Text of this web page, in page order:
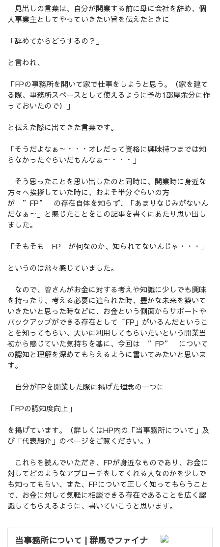
見出しの言葉は、自分が開業する前に母に会社を辞め、個
人事業主としてやっていきたい旨を伝えたときに
「辞めてからどうするの？」
と言われ、
「FPの事務所を開いて家で仕事をしようと思う。（家を建て
る際、事務所スペースとして使えるように予め1部屋余分に作
っておいたので）」
と伝えた際に出てきた言葉です。
「そうだよなぁ～・・・オレだって資格に興味持つまでは知
らなかったぐらいだもんなぁ～・・・」
そう思ったことを思い出したのと同時に、開業時に身近な
方々へ挨拶していた時に、およそ半分ぐらいの方
が ”FP” の存在自体を知らず、「あまりなじみがないん
だなぁ～」と感じたことをこの記事を書くにあたり思い出し
ました。
「そもそも FP が何なのか、知られてないんじゃ・・・」
というのは常々感じていました。
なので、皆さんがお金に対する考えや知識に少しでも興味
を持ったり、考える必要に迫られた時、豊かな未来を築いて
いきたいと思った時などに、お金という側面からサポートや
バックアップができる存在として「FP」がいるんだというこ
とを知ってもらい、大いに利用してもらいたいという開業当
初から感じていた気持ちを基に、今回は ”FP” について
の認知と理解を深めてもらえるように書いてみたいと思いま
す。
自分がFPを開業した際に掲げた理念の一つに
「FPの認知度向上」
を掲げています。（詳しくはHP内の「当事務所について」及
び「代表紹介」のページをご覧ください。）
これらを読んでいただき、FPが身近なものであり、お金に
対してどのようなアプローチをしてくれる人なのかを少しで
も知ってもらい、また、FPについて正しく知ってもらうこと
で、お金に対して気軽に相談できる存在であることを広く認
識してもらえるように、書いていこうと思います。
当事務所について | 群馬でファイナ